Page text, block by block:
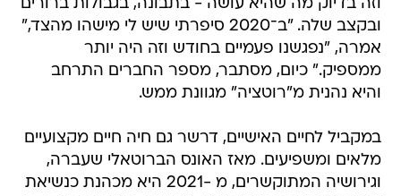
וזה בדיוק מה שהיא עושה - בתבונה, בגבולות ברורים
ובקצב שלה. "ב־2020 סיפרתי שיש לי מישהו מהצד,"
אמרה, "נפגשנו פעמיים בחודש וזה היה יותר
ממספיק." כיום, מסתבר, מספר החברים התרחב
והיא נהנית מ"רוטציה" מגוונת ממש.
במקביל לחיים האישיים, דרשר גם חיה חיים מקצועיים
מלאים ומשפיעים. מאז האונס הברוטאלי שעברה,
וגירושיה המתוקשרים, מ -2021 היא מכהנת כנשיאת